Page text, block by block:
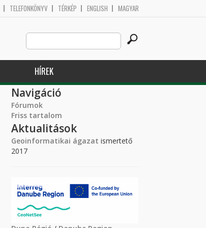
TELEFONKÖNYV TÉRKÉP ENGLISH MAGYAR
Search
this
site
HÍREK
Navigáció
Fórumok
Friss tartalom
Aktualitások
Geoinformatikai ágazat ismertető
2017